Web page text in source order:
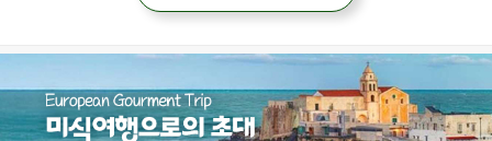
해당없음
고유무
보관/취급방법 서늘한곳이나 냉장보관